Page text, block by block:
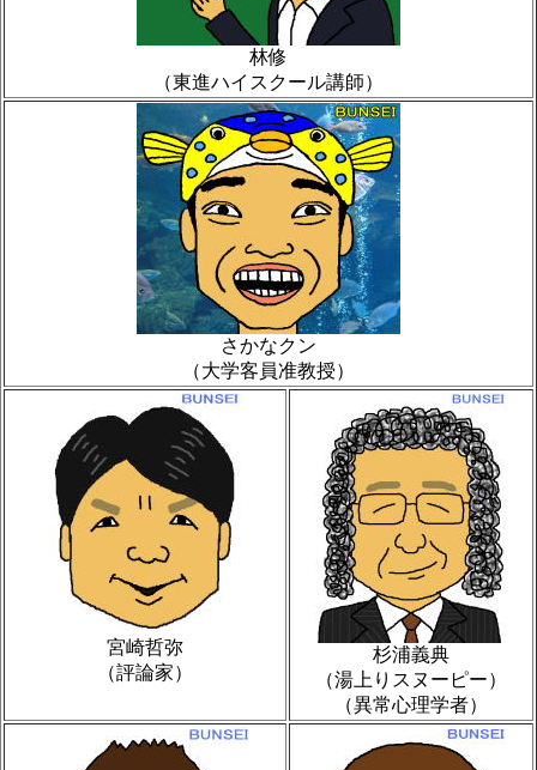
林修
（東進ハイスクール講師）
さかなクン
（大学客員准教授）
宮崎哲弥
（評論家）
杉浦義典
（湯上りスヌーピー）
（異常心理学者）